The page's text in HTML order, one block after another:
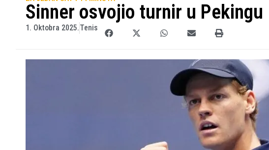
Sinner osvojio turnir u Pekingu
1. Oktobra 2025.Tenis